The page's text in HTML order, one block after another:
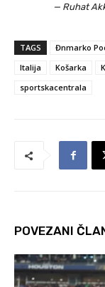
— Ruhat
TAGS Đnmarko
Italija
Košarka
sportskacentrala
POVEZANI